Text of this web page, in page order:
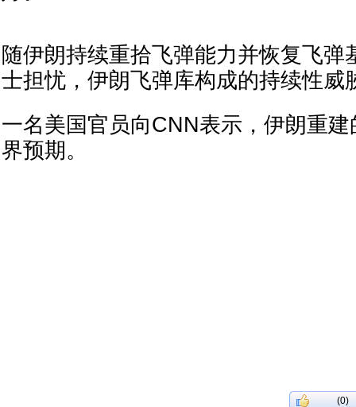
随伊朗持续重拾飞弹能力并恢复飞弹
士担忧，伊朗飞弹库构成的持续性威
一名美国官员向CNN表示，伊朗重
界预期。
(0)